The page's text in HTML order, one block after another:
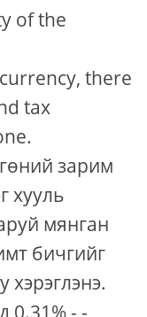
of the
there
tax
зарим
хууль
мянган
бичгийг
хэрэглэнэ.
0.31% - -